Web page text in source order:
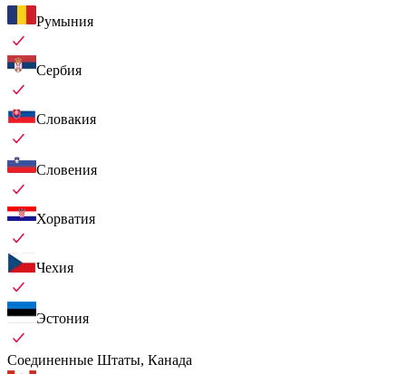
Румыния
Сербия
Словакия
Словения
Хорватия
Чехия
Эстония
Соединенные Штаты, Канада